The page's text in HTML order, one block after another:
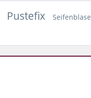
Pustefix